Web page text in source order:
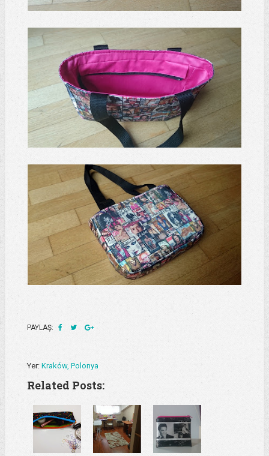
PAYLAŞ:
Yer: Kraków, Polonya
Related Posts: